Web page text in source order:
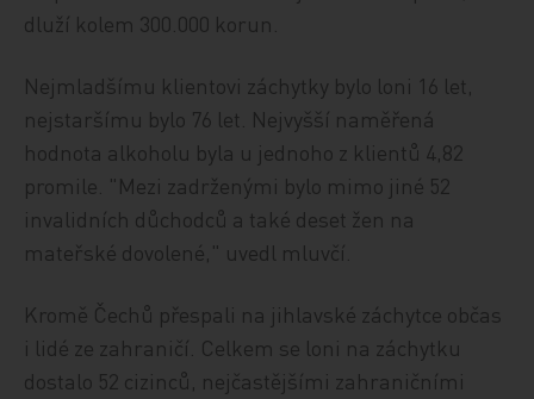
dluží kolem 300.000 korun.
Nejmladšímu klientovi záchytky bylo loni 16 let,
nejstaršímu bylo 76 let. Nejvyšší naměřená
hodnota alkoholu byla u jednoho z klientů 4,82
promile. "Mezi zadrženými bylo mimo jiné 52
invalidních důchodců a také deset žen na
mateřské dovolené," uvedl mluvčí.
Kromě Čechů přespali na jihlavské záchytce občas
i lidé ze zahraničí. Celkem se loni na záchytku
dostalo 52 cizinců, nejčastějšími zahraničními